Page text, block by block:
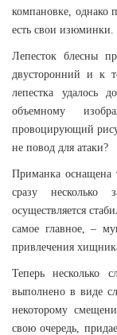
компановке, однако
есть свои изюминки.
Лепесток блесны
двусторонний и к
лепестка удалось
объемному
провоцирующий
не повод для атаки?
Приманка оснащена
сразу несколько
осуществляется
самое главное, –
привлечения
Теперь несколько
выполнено в виде
некоторому
свою очередь,